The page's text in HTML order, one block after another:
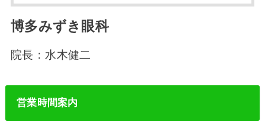
博多みずき眼科
院長：水木健二
営業時間案内